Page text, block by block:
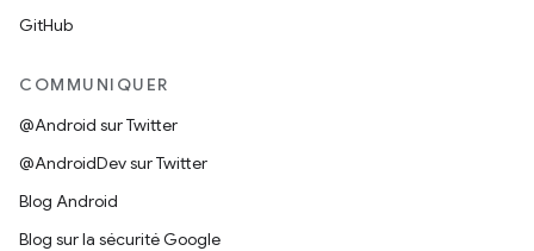
GitHub
COMMUNIQUER
@Android sur Twitter
@AndroidDev sur Twitter
Blog Android
Blog sur la sécurité Google